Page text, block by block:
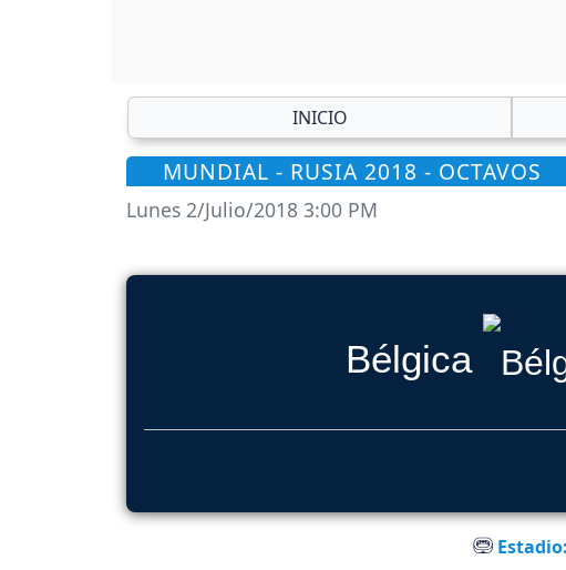
INICIO
MUNDIAL - RUSIA 2018 - OCTAVOS
Lunes 2/Julio/2018 3:00 PM
Bélgica
Estadio: